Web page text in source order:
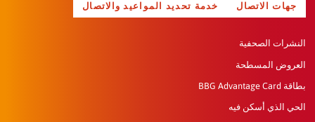
جهات الاتصال خدمة تحديد المواعيد والاتصال
النشرات الصحفية
العروض المسطحة
بطاقة BBG Advantage Card
الحي الذي أسكن فيه